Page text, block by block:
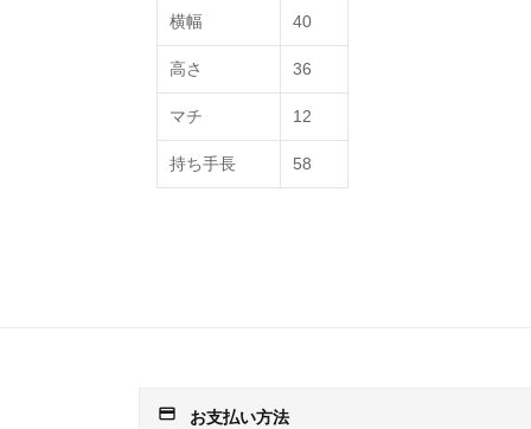
横幅 40
高さ 36
マチ 12
持ち手長 58
payment お支払い方法